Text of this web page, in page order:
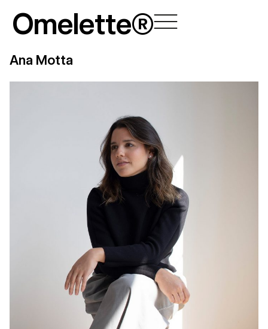
contenido
Omelette®
Ana Motta